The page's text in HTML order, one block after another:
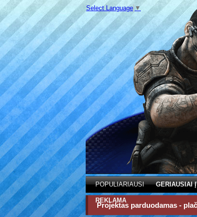
Select Language ▼
POPULIARIAUSI GERIAUSIAI
REKLAMA
Projektas parduodamas -